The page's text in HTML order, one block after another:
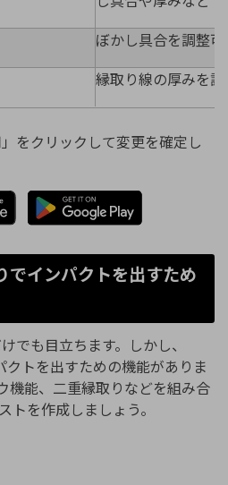
ぼかし具合を調整
縁取り線の厚みを
をクリックして変更を確定し
インパクトを出すため
でも目立ちます。しかし、
トを出すための機能がありま
機能、二重縁取りなどを組み合
トを作成しましょう。